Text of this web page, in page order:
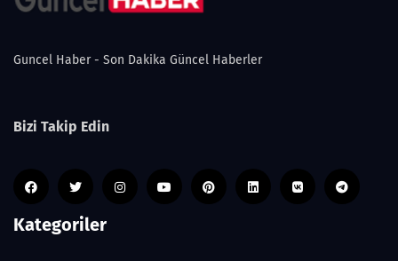
Guncel Haber - Son Dakika Güncel Haberler
Bizi Takip Edin
Kategoriler